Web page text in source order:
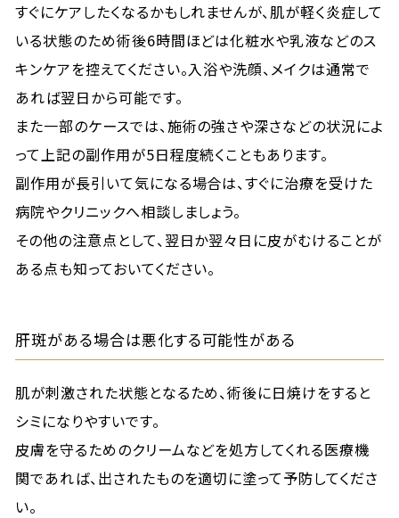
すぐにケアしたくなるかもしれませんが、肌が軽く炎症して
いる状態のため術後6時間ほどは化粧水や乳液などのス
キンケアを控えてください。入浴や洗顔、メイクは通常で
あれば翌日から可能です。
また一部のケースでは、施術の強さや深さなどの状況によ
って上記の副作用が5日程度続くこともあります。
副作用が長引いて気になる場合は、すぐに治療を受けた
病院やクリニックへ相談しましょう。
その他の注意点として、翌日か翌々日に皮がむけることが
ある点も知っておいてください。
肝斑がある場合は悪化する可能性がある
肌が刺激された状態となるため、術後に日焼けをすると
シミになりやすいです。
皮膚を守るためのクリームなどを処方してくれる医療機
関であれば、出されたものを適切に塗って予防してくださ
い。